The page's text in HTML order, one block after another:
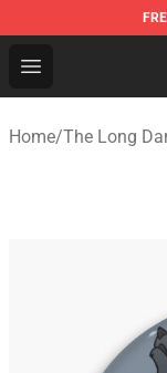
Open menu
The Long
Home/The Long